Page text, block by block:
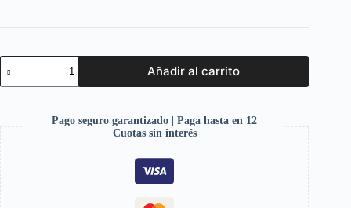
Añadir al carrito
Pago seguro garantizado | Paga hasta en 12
Cuotas sin interés